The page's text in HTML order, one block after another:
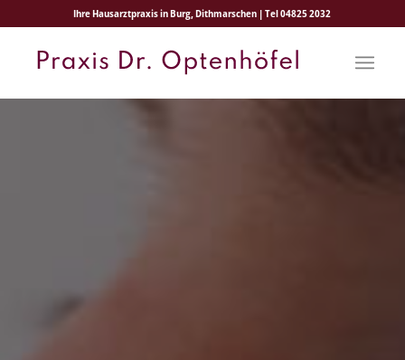
Ihre Hausarztpraxis in Burg, Dithmarschen | Tel 04825 2032